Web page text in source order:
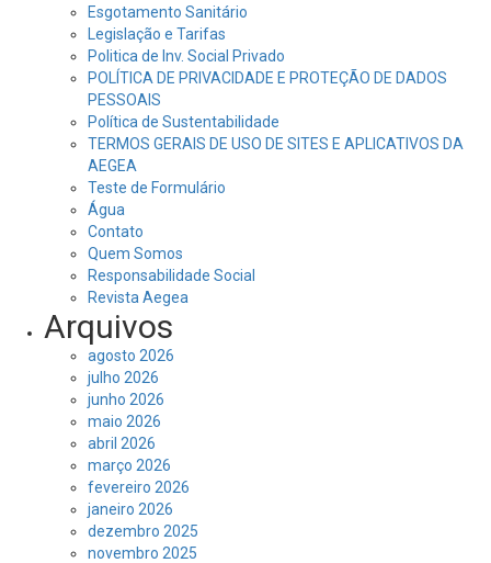
Esgotamento Sanitário
Legislação e Tarifas
Politica de Inv. Social Privado
POLÍTICA DE PRIVACIDADE E PROTEÇÃO DE DADOS
PESSOAIS
Política de Sustentabilidade
TERMOS GERAIS DE USO DE SITES E APLICATIVOS DA
AEGEA
Teste de Formulário
Água
Contato
Quem Somos
Responsabilidade Social
Revista Aegea
Arquivos
agosto 2026
julho 2026
junho 2026
maio 2026
abril 2026
março 2026
fevereiro 2026
janeiro 2026
dezembro 2025
novembro 2025